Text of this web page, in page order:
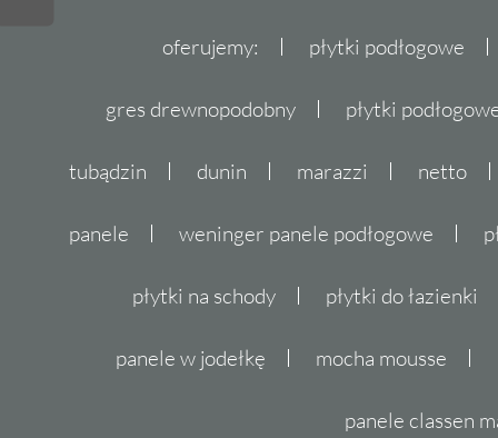
oferujemy: płytki podłogowe
gres drewnopodobny płytki
tubądzin dunin marazzi netto
panele weninger panele podłogowe
płytki na schody płytki do łazienki
panele w jodełkę mocha mousse
panele classen